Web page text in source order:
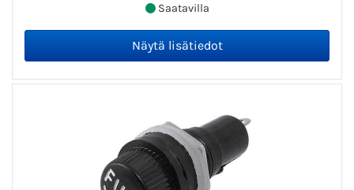
Saatavilla